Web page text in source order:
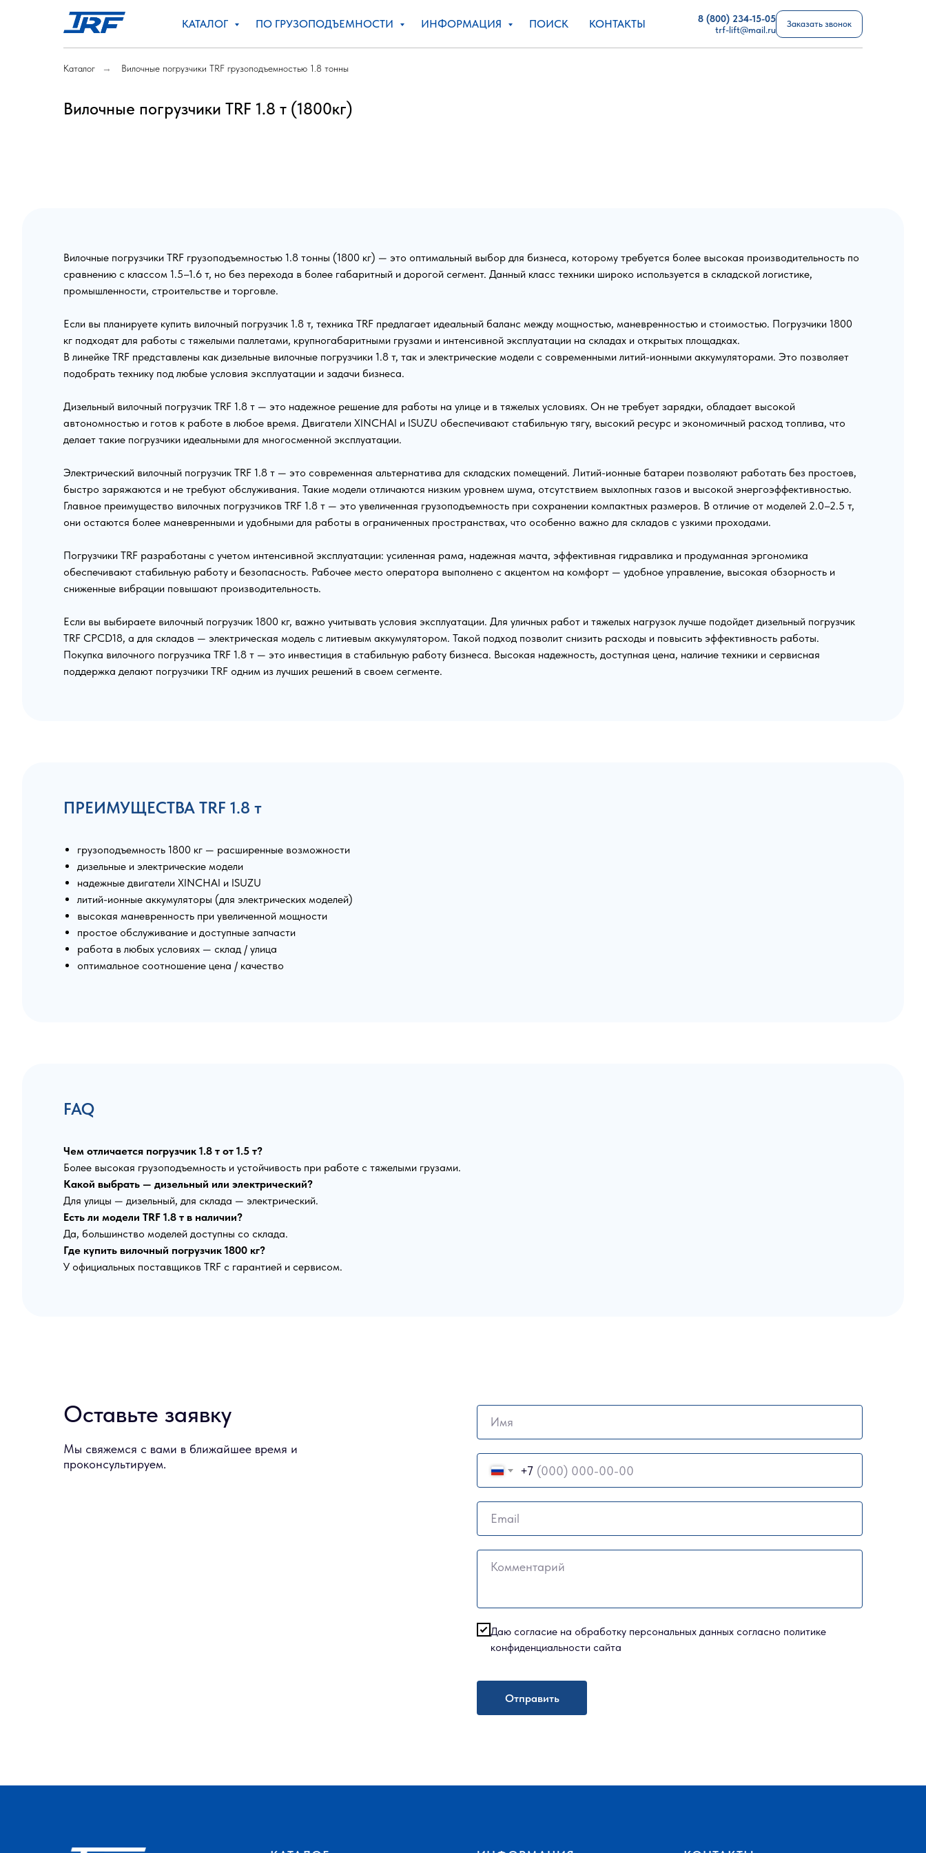
КАТАЛОГ ПО ГРУЗОПОДЪЕМНОСТИ ИНФОРМАЦИЯ ПОИСК КОНТАКТЫ
8 (800) 234-15-05
trf-lift@mail.ru
Заказать звонок
Каталог → Вилочные погрузчики TRF грузоподъемностью 1.8 тонны
Вилочные погрузчики TRF 1.8 т (1800кг)
Вилочные погрузчики TRF грузоподъемностью 1.8 тонны (1800 кг) — это оптимальный выбор для бизнеса, которому требуется более высокая производительность по
сравнению с классом 1.5–1.6 т, но без перехода в более габаритный и дорогой сегмент. Данный класс техники широко используется в складской логистике,
промышленности, строительстве и торговле.
Если вы планируете купить вилочный погрузчик 1.8 т, техника TRF предлагает идеальный баланс между мощностью, маневренностью и стоимостью. Погрузчики 1800
кг подходят для работы с тяжелыми паллетами, крупногабаритными грузами и интенсивной эксплуатации на складах и открытых площадках.
В линейке TRF представлены как дизельные вилочные погрузчики 1.8 т, так и электрические модели с современными литий-ионными аккумуляторами. Это позволяет
подобрать технику под любые условия эксплуатации и задачи бизнеса.
Дизельный вилочный погрузчик TRF 1.8 т — это надежное решение для работы на улице и в тяжелых условиях. Он не требует зарядки, обладает высокой
автономностью и готов к работе в любое время. Двигатели XINCHAI и ISUZU обеспечивают стабильную тягу, высокий ресурс и экономичный расход топлива, что
делает такие погрузчики идеальными для многосменной эксплуатации.
Электрический вилочный погрузчик TRF 1.8 т — это современная альтернатива для складских помещений. Литий-ионные батареи позволяют работать без простоев,
быстро заряжаются и не требуют обслуживания. Такие модели отличаются низким уровнем шума, отсутствием выхлопных газов и высокой энергоэффективностью.
Главное преимущество вилочных погрузчиков TRF 1.8 т — это увеличенная грузоподъемность при сохранении компактных размеров. В отличие от моделей 2.0–2.5 т,
они остаются более маневренными и удобными для работы в ограниченных пространствах, что особенно важно для складов с узкими проходами.
Погрузчики TRF разработаны с учетом интенсивной эксплуатации: усиленная рама, надежная мачта, эффективная гидравлика и продуманная эргономика
обеспечивают стабильную работу и безопасность. Рабочее место оператора выполнено с акцентом на комфорт — удобное управление, высокая обзорность и
сниженные вибрации повышают производительность.
Если вы выбираете вилочный погрузчик 1800 кг, важно учитывать условия эксплуатации. Для уличных работ и тяжелых нагрузок лучше подойдет дизельный погрузчик
TRF CPCD18, а для складов — электрическая модель с литиевым аккумулятором. Такой подход позволит снизить расходы и повысить эффективность работы.
Покупка вилочного погрузчика TRF 1.8 т — это инвестиция в стабильную работу бизнеса. Высокая надежность, доступная цена, наличие техники и сервисная
поддержка делают погрузчики TRF одним из лучших решений в своем сегменте.
ПРЕИМУЩЕСТВА TRF 1.8 т
грузоподъемность 1800 кг — расширенные возможности
дизельные и электрические модели
надежные двигатели XINCHAI и ISUZU
литий-ионные аккумуляторы (для электрических моделей)
высокая маневренность при увеличенной мощности
простое обслуживание и доступные запчасти
работа в любых условиях — склад / улица
оптимальное соотношение цена / качество
FAQ
Чем отличается погрузчик 1.8 т от 1.5 т?
Более высокая грузоподъемность и устойчивость при работе с тяжелыми грузами.
Какой выбрать — дизельный или электрический?
Для улицы — дизельный, для склада — электрический.
Есть ли модели TRF 1.8 т в наличии?
Да, большинство моделей доступны со склада.
Где купить вилочный погрузчик 1800 кг?
У официальных поставщиков TRF с гарантией и сервисом.
Имя
+7
Email
Комментарий
Даю согласие на обработку персональных данных согласно политике
конфиденциальности сайта
Отправить
Оставьте заявку
Мы свяжемся с вами в ближайшее время и
проконсультируем.